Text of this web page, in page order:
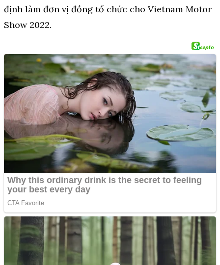
định làm đơn vị đồng tổ chức cho Vietnam Motor
Show 2022.